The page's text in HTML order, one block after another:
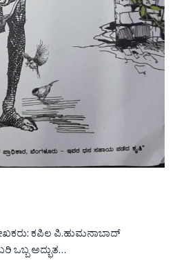
ಕಪಿಲ ಪಿ.ಹುಮನಾಬಾದ್
ಒಬ್ಬ ಅದ್ಭುತ…